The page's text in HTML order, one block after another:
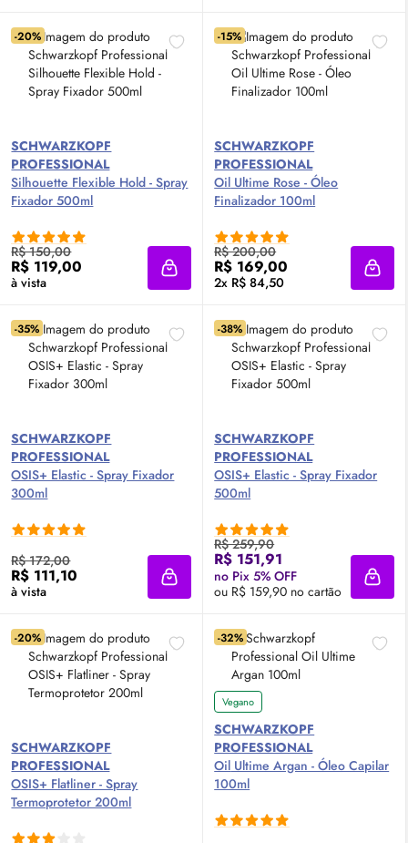
-20%
SCHWARZKOPF
PROFESSIONAL
Silhouette Flexible Hold - Spray
Fixador 500ml
R$ 150,00
R$ 119,00
à vista Adicionar à sacola
-15%
SCHWARZKOPF
PROFESSIONAL
Oil Ultime Rose - Óleo
Finalizador 100ml
R$ 200,00
R$ 169,00
2x R$ 84,50
-35%
SCHWARZKOPF
PROFESSIONAL
OSIS+ Elastic - Spray Fixador
300ml
R$ 172,00
R$ 111,10
à vista Adicionar à sacola
-38%
SCHWARZKOPF
PROFESSIONAL
OSIS+ Elastic - Spray Fixador
500ml
R$ 259,90
R$ 151,91
no Pix 5% OFF
ou R$ 159,90 no cartão
-20%
SCHWARZKOPF
PROFESSIONAL
OSIS+ Flatliner - Spray
Termoprotetor 200ml
-32%
Vegano
SCHWARZKOPF
PROFESSIONAL
Oil Ultime Argan - Óleo Capilar
100ml